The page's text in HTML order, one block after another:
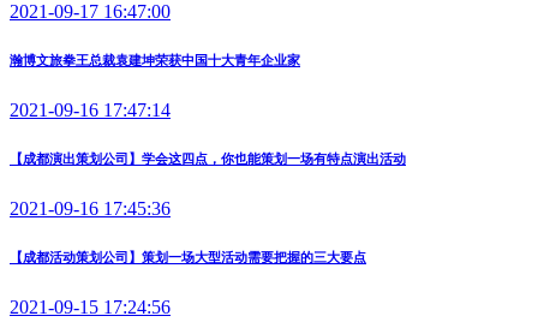
2021-09-17 16:47:00
瀚博文旅拳王总裁袁建坤荣获中国十大青年企业家
2021-09-16 17:47:14
【成都演出策划公司】学会这四点，你也能策划一场有特点演出活动
2021-09-16 17:45:36
【成都活动策划公司】策划一场大型活动需要把握的三大要点
2021-09-15 17:24:56